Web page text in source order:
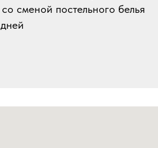
сменой постельного белья